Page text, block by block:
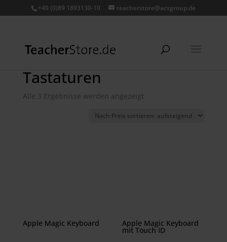
+49 (0)89 1893130-10 teacherstore@acsgroup.de
Tastaturen
Alle 3 Ergebnisse werden angezeigtNach
sortiert:
Apple Magic Keyboard Apple Magic Keyboard
mit Touch ID